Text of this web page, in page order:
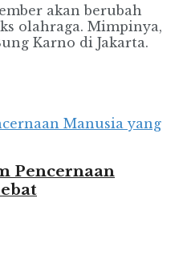
akan berubah
olahraga. Mimpinya,
Karno di Jakarta.
Pencernaan